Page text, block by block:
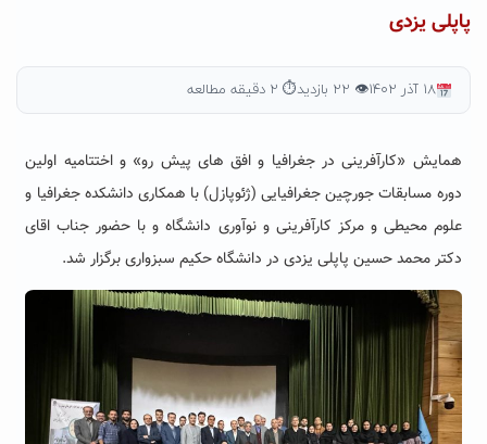
پاپلی یزدی
۱۸ آذر ۱۴۰۲ 👁 ۲۲ بازدید ⏱ ۲ دقیقه مطالعه
همایش «کارآفرینی در جغرافیا و افق های پیش رو» و اختتامیه اولین
دوره مسابقات جورچین جغرافیایی (ژئوپازل) با همکاری دانشکده جغرافیا و
علوم محیطی و مرکز کارآفرینی و نوآوری دانشگاه و با حضور جناب اقای
دکتر محمد حسین پاپلی یزدی در دانشگاه حکیم سبزواری برگزار شد.